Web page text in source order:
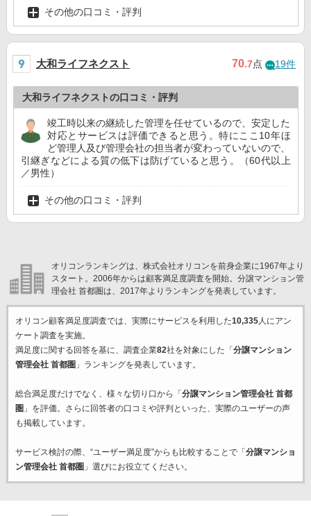
その他の口コミ・評判
大和ライフネクスト 70.7点 19件
大和ライフネクストの口コミ・評判
竣工時以来の継続した管理を任せているので、安定した
対応とサービスは評価できると思う。特にここ10年ほ
ど管理人及び管理会社の担当者が変わっていないので、
引継ぎなどによる質の低下は防げていると思う。（60代以上
／男性）
その他の口コミ・評判
オリコンランキングは、株式会社オリコンを前身企業に1967年より
スタート。2006年からは顧客満足度調査を開始。分譲マンション管
理会社 首都圏は、2017年よりランキングを発表しています。
オリコン顧客満足度調査では、実際にサービスを利用した10,335人にアン
ケート調査を実施。
満足度に関する回答を基に、調査企業82社を対象にした「 分譲マンション
管理会社 首都圏 」ランキングを発表しています。
総合満足度だけでなく、様々な切り口から「 分譲マンション管理会社 首都
圏 」を評価。さらに回答者の口コミや評判といった、実際のユーザーの声
も掲載しています。
サービス検討の際、“ユーザー満足度”からも比較することで「 分譲マンショ
ン管理会社 首都圏 」選びにお役立てください。